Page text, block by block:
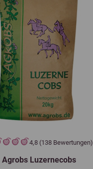
4,8 (138 Bewertungen)
Agrobs Luzernecobs